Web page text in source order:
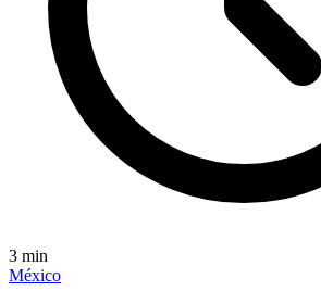
3 min
México